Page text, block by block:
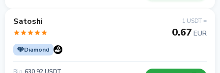
Satoshi
Diamond
1 USDT =
0.67 EUR